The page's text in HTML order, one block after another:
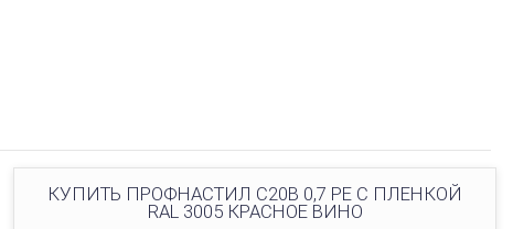
КУПИТЬ ПРОФНАСТИЛ С20В 0,7 PE С ПЛЕНКОЙ
RAL 3005 КРАСНОЕ ВИНО